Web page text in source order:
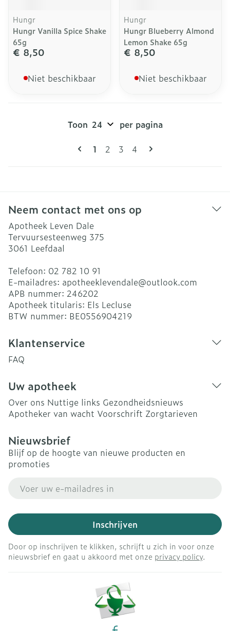
Hungr
Hungr Vanilla Spice Shake
65g
€ 8,50
Niet beschikbaar
Hungr
Hungr Blueberry Almond
Lemon Shake 65g
€ 8,50
Niet beschikbaar
Pagina's
U lees momenteel pagina
1 Pagina
2 Pagina
3 Pagina
4
Toon per pagina
Neem contact met ons op
Apotheek Leven Dale
Tervuursesteenweg 375
3061 Leefdaal
Telefoon: 02 782 10 91
E-mailadres: apotheeklevendale@outlook.com
APB nummer: 246202
Apotheek titularis: Els Lecluse
BTW nummer: BE0556904219
Klantenservice
FAQ
Uw apotheek
Over ons Nuttige links Gezondheidsnieuws
Apotheker van wacht Voorschrift Zorgtarieven
Nieuwsbrief
Blijf op de hoogte van nieuwe producten en
promoties
Inschrijven
Door op inschrijven te klikken, schrijft u zich in voor onze
nieuwsbrief en gaat u akkoord met onze privacy policy.